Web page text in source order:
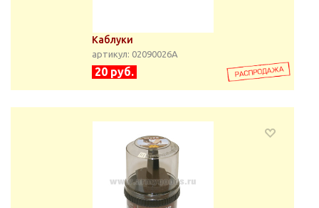
Каблуки
артикул: 02090026А
20 руб.